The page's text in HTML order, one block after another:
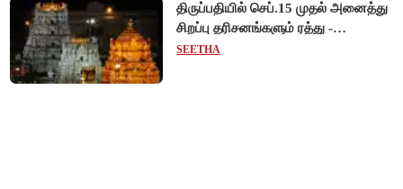
திருப்பதியில் செப்.15 முதல் அனைத்து
சிறப்பு தரிசனங்களும் ரத்து -
பிரம்மோற்சவத்திற்கான ஏற்பாடுகள்
SEETHA